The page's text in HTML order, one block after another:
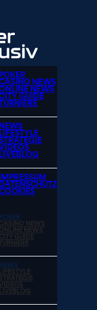
POKER
NEWS
NEWS
GUIDE
TURNIERE
NEWS
LIFESTYLE
VIDEOS
LIVEBLOG
IMPRESSUM
DATENSCHUTZ
POKER
CASINO NEWS
ONLINE NEWS
CITY GUIDE
TURNIERE
NEWS
LIFESTYLE
STRATEGIE
VIDEOS
LIVEBLOG